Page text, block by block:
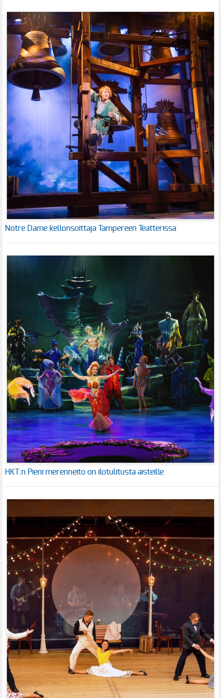
Notre Dame kellonsoittaja Tampereen Teatterissa
HKT:n Pieni merenneito on ilotulitusta aisteille